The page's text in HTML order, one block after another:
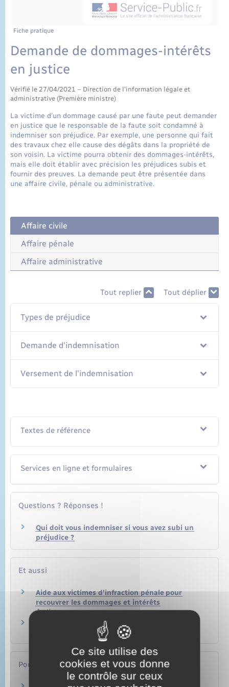
Fiche pratique
Demande de dommages-intérêts
en justice
Vérifié le 27/04/2021 – Direction de l'information légale et
administrative (Première ministre)
La victime d'un dommage causé par une faute peut demander
en justice que le responsable de la faute soit condamné à
indemniser son préjudice. Par exemple, une personne qui fait
des travaux chez elle cause des dégâts dans la propriété de
son voisin. La victime pourra obtenir des dommages-intérêts,
mais elle doit établir avec précision les préjudices subis et
fournir des preuves. La demande peut être présentée dans
une affaire civile, pénale ou administrative.
Affaire civile
Affaire pénale
Affaire administrative
Tout replier Tout déplier
Types de préjudice
Demande d'indemnisation
Versement de l'indemnisation
Textes de référence
Services en ligne et formulaires
Questions ? Réponses !
Qui doit vous indemniser si vous avez subi un
préjudice ?
Et aussi
Aide aux victimes d'infraction pénale pour
recouvrer les dommages et intérêts
Justice
Exécution d'une décision du juge civil
Pour en savoir plus
Ce site utilise des
cookies et vous donne
le contrôle sur ceux